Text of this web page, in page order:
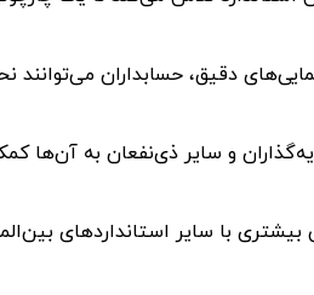
دقیق، حسابداران می‌توانند
و سایر ذی‌نفعان به آن‌ها
با سایر استانداردهای